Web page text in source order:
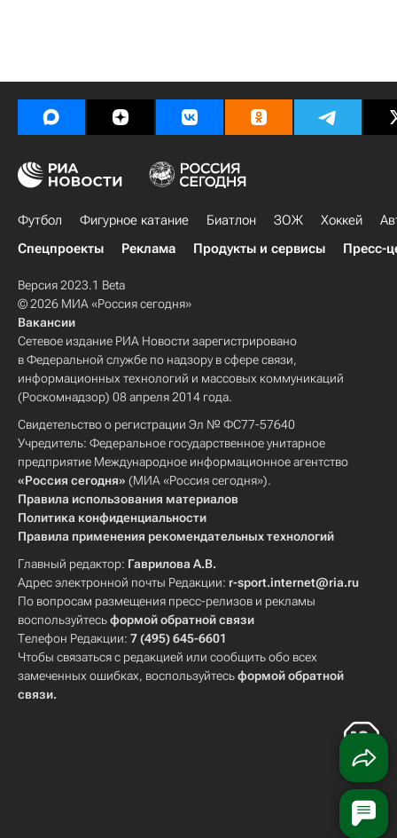
Футбол Фигурное катание Биатлон ЗОЖ Хоккей
Спецпроекты
Реклама Продукты и сервисы Пресс-
Версия 2023.1 Beta
© 2026 МИА «Россия сегодня»
Вакансии
Сетевое издание РИА Новости зарегистрировано
в Федеральной службе по надзору в сфере связи,
информационных технологий и массовых коммуникаций
(Роскомнадзор) 08 апреля 2014 года.
Свидетельство о регистрации Эл № ФС77-57640
Учредитель: Федеральное государственное унитарное
предприятие Международное информационное агентство
«Россия сегодня» (МИА «Россия сегодня»).
Правила использования материалов
Политика конфиденциальности
Правила применения рекомендательных технологий
Главный редактор: Гаврилова А.В.
Адрес электронной почты Редакции: r-sport.internet@ria.ru
По вопросам размещения пресс-релизов и рекламы
воспользуйтесьформой обратной связи
Телефон Редакции: 7 (495) 645-6601
Чтобы связаться с редакцией или сообщить обо всех
замеченных ошибках, воспользуйтесьформой обратной
связи.